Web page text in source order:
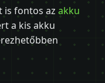
is fontos az akku
a kis akku